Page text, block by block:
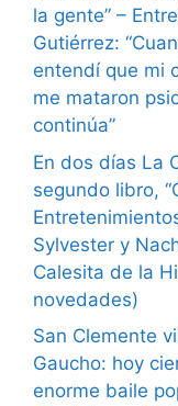
la gente” –
Gutiérrez:
entendí que mi
me mataron
continúa”
En dos días La
segundo libro,
Sylvester y
Calesita de la
novedades)
San Clemente
Gaucho: hoy
enorme baile